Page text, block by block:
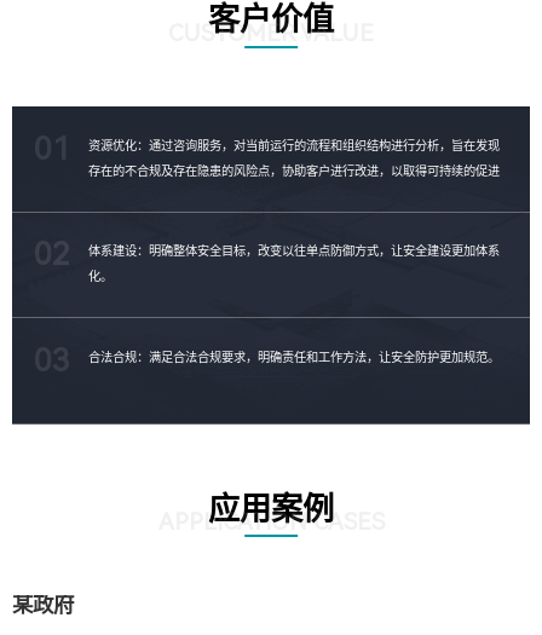
客户价值
CUSTOMER VALUE
资源优化：通过咨询服务，对当前运行的流程和组织结构进行分析，旨在发现
存在的不合规及存在隐患的风险点，协助客户进行改进，以取得可持续的促进
体系建设：明确整体安全目标，改变以往单点防御方式，让安全建设更加体系
化。
02
合法合规：满足合法合规要求，明确责任和工作方法，让安全防护更加规范。
03
应用案例
APPLICATION CASES
某政府